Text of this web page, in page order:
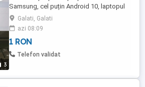
3
Samsung, cel puțin Android 10, laptopul
are windows 11 Pro ,Hd Ssd așa cum se
vede în foto...bateria trebuie schimbată, în
rest toate sunt ok. Eu îl folosesc la priză
220 v
Galati, Galati
azi 08:09
1 RON
Telefon validat